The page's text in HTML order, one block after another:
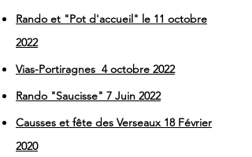
Rando et "Pot d'accueil" le 11 octobre
2022
Vias-Portiragnes 4 octobre 2022
Rando "Saucisse" 7 Juin 2022
Causses et fête des Verseaux 18 Février
2020